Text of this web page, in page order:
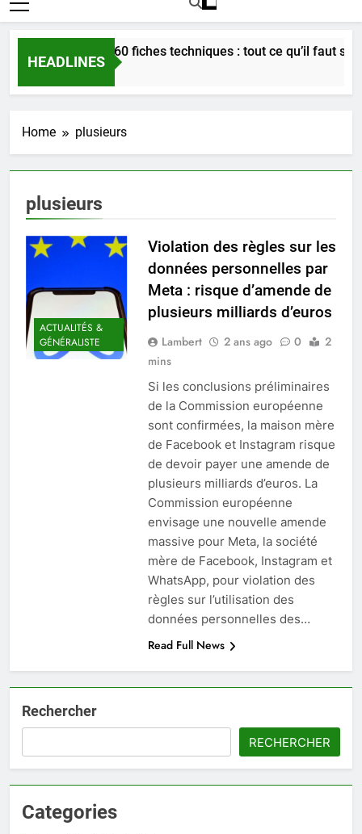
HEADLINES
Bordeaux en 60 fiches techniques : tout ce qu’il faut
3 Semaines Ago
Home plusieurs
plusieurs
ACTUALITÉS &
GÉNÉRALISTE
Violation des règles sur les
données personnelles par
Meta : risque d’amende de
plusieurs milliards d’euros
Lambert 2 ans ago 0
2
mins
Si les conclusions préliminaires
de la Commission européenne
sont confirmées, la maison mère
de Facebook et Instagram risque
de devoir payer une amende de
plusieurs milliards d’euros. La
Commission européenne
envisage une nouvelle amende
massive pour Meta, la société
mère de Facebook, Instagram et
WhatsApp, pour violation des
règles sur l’utilisation des
données personnelles des…
Read Full News
Rechercher
RECHERCHER
Categories